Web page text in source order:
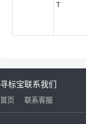
T
寻标宝
首页
联系我们
联系客服